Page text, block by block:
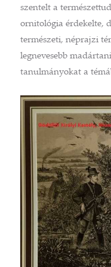
szentelt a
ornitológia érdekelte,
természeti, néprajzi
legnevesebb
tanulmányokat a